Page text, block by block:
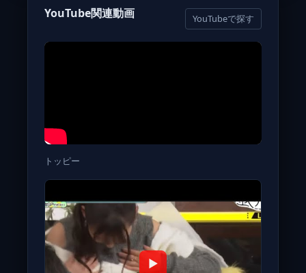
YouTube関連動画 YouTubeで探す
トッピー
▶